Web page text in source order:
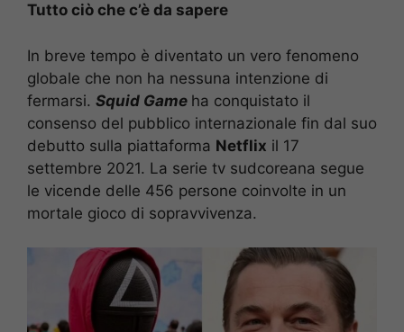
Tutto ciò che c’è da sapere
In breve tempo è diventato un vero fenomeno
globale che non ha nessuna intenzione di
fermarsi. Squid Game ha conquistato il
consenso del pubblico internazionale fin dal suo
debutto sulla piattaforma Netflix il 17
settembre 2021. La serie tv sudcoreana segue
le vicende delle 456 persone coinvolte in un
mortale gioco di sopravvivenza.